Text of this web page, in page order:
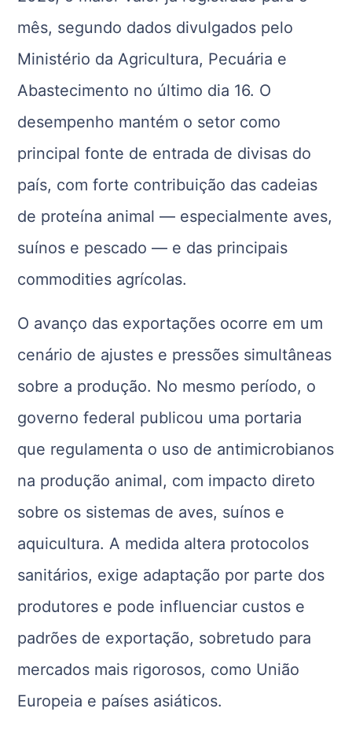
mês, segundo dados divulgados pelo
Ministério da Agricultura, Pecuária e
Abastecimento no último dia 16. O
desempenho mantém o setor como
principal fonte de entrada de divisas do
país, com forte contribuição das cadeias
de proteína animal — especialmente aves,
suínos e pescado — e das principais
commodities agrícolas.
O avanço das exportações ocorre em um
cenário de ajustes e pressões simultâneas
sobre a produção. No mesmo período, o
governo federal publicou uma portaria
que regulamenta o uso de antimicrobianos
na produção animal, com impacto direto
sobre os sistemas de aves, suínos e
aquicultura. A medida altera protocolos
sanitários, exige adaptação por parte dos
produtores e pode influenciar custos e
padrões de exportação, sobretudo para
mercados mais rigorosos, como União
Europeia e países asiáticos.